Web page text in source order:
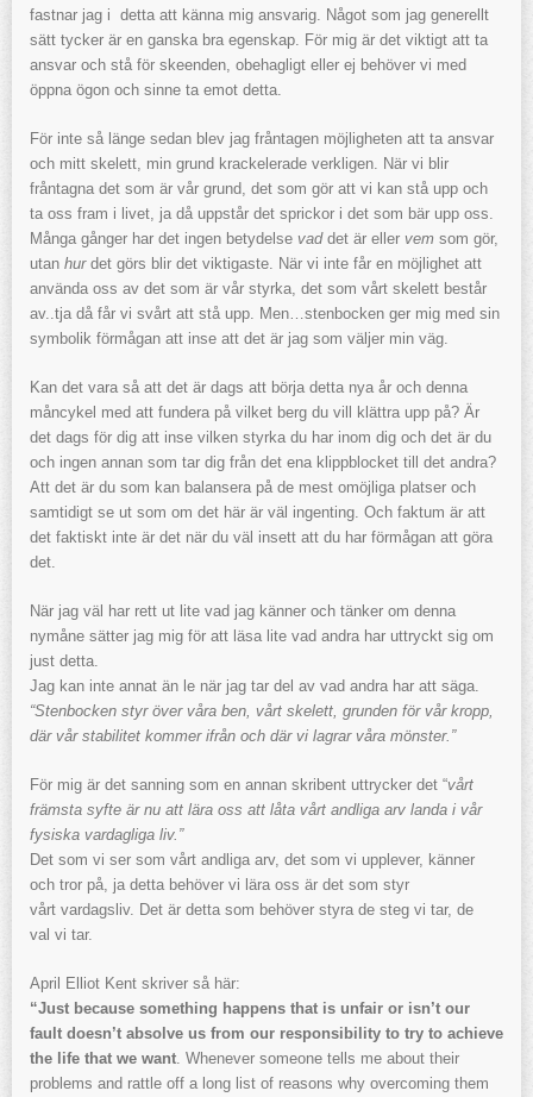
fastnar jag i detta att känna mig ansvarig. Något som jag generellt
sätt tycker är en ganska bra egenskap. För mig är det viktigt att ta
ansvar och stå för skeenden, obehagligt eller ej behöver vi med
öppna ögon och sinne ta emot detta.
För inte så länge sedan blev jag fråntagen möjligheten att ta ansvar
och mitt skelett, min grund krackelerade verkligen. När vi blir
fråntagna det som är vår grund, det som gör att vi kan stå upp och
ta oss fram i livet, ja då uppstår det sprickor i det som bär upp oss.
Många gånger har det ingen betydelse vaddet är eller vem som gör,
utan hurdet görs blir det viktigaste. När vi inte får en möjlighet att
använda oss av det som är vår styrka, det som vårt skelett består
av..tja då får vi svårt att stå upp. Men…stenbocken ger mig med sin
symbolik förmågan att inse att det är jag som väljer min väg.
Kan det vara så att det är dags att börja detta nya år och denna
måncykel med att fundera på vilket berg du vill klättra upp på? Är
det dags för dig att inse vilken styrka du har inom dig och det är du
och ingen annan som tar dig från det ena klippblocket till det andra?
Att det är du som kan balansera på de mest omöjliga platser och
samtidigt se ut som om det här är väl ingenting. Och faktum är att
det faktiskt inte är det när du väl insett att du har förmågan att göra
det.
När jag väl har rett ut lite vad jag känner och tänker om denna
nymåne sätter jag mig för att läsa lite vad andra har uttryckt sig om
just detta.
Jag kan inte annat än le när jag tar del av vad andra har att säga.
“Stenbocken styr över våra ben, vårt skelett, grunden för vår kropp,
där vår stabilitet kommer ifrån och där vi lagrar våra mönster.”
För mig är det sanning som en annan skribent uttrycker det “vårt
främsta syfte är nu att lära oss att låta vårt andliga arv landa i vår
fysiska vardagliga liv.”
Det som vi ser som vårt andliga arv, det som vi upplever, känner
och tror på, ja detta behöver vi lära oss är det som styr
vårt vardagsliv. Det är detta som behöver styra de steg vi tar, de
val vi tar.
April Elliot Kent skriver så här:
“Just because something happens that is unfair or isn’t our
fault doesn’t absolve us from our responsibility to try to achieve
the life that we want . Whenever someone tells me about their
problems and rattle off a long list of reasons why overcoming them